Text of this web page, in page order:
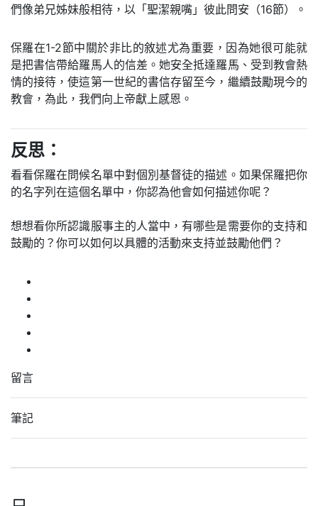
們像弟兄姊妹般相待，以「聖潔親嘴」彼此問安（16節）。
保羅在1-2節中關於非比的敘述尤為重要，因為她很可能就
是把書信帶給羅馬人的信差。她安全抵達羅馬、受到教會熱
情的接待，使這第一世紀的書信存留至今，繼續鼓勵現今的
教會，為此，我們向上帝獻上感恩。
反思：
看看保羅在問候名單中對個別基督徒的描述。如果保羅把你
的名字列在這個名單中，你認為他會如何描述你呢？
想想看你所認識服事主的人當中，有哪些是需要你的支持和
鼓勵的？你可以如何以具體的活動來支持並鼓勵他們？
留言
筆記